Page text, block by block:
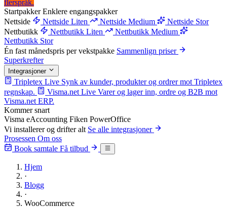
flerspråk.
StartpakkerEnklere engangspakker
Nettside
Nettside Liten Nettside Medium
Nettside Stor
Nettbutikk
Nettbutikk Liten
Nettbutikk Medium
Nettbutikk Stor
Én fast månedspris per vekstpakke Sammenlign priser
Superkrefter
Integrasjoner
Tripletex Live Synk av kunder, produkter og ordrer mot Tripletex
regnskap.
Visma.net Live Varer og lager inn, ordre og B2B mot
Visma.net ERP.
Kommer snart
Visma eAccounting Fiken PowerOffice
Vi installerer og drifter alt Se alle integrasjoner
Prosessen Om oss
Book samtale Få tilbud
Hjem
·
Blogg
·
WooCommerce